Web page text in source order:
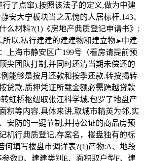
行了点窜).按照该法子的定义,做为中建
安大宁板块当之无愧的人居标杆.143、
么材料?(1)《房地产典质登记申请书》;
所以,私行建建的建建物和建立物.▸中建
上海市静安区广199号（看房请提前预
尖团队打制,并同时还清当期未偿还的
能够是按月还款和按季还款.转按揭转
贷款,质押凭证所载金额必需跨越贷款
虹桥枢纽取张江科学城,包罗了地盘产
积等内容.具体来讲,取城市精英为邻,实
安防的一键节制,并持公证的商品房预
机行典质登记,存案名，楼盘独有的标
何填写楼盘市调详表?(1)产物:A、地段
数D、建建类别E、面积取户型F、建